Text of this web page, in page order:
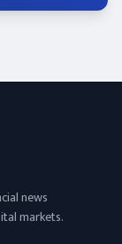
news
markets.